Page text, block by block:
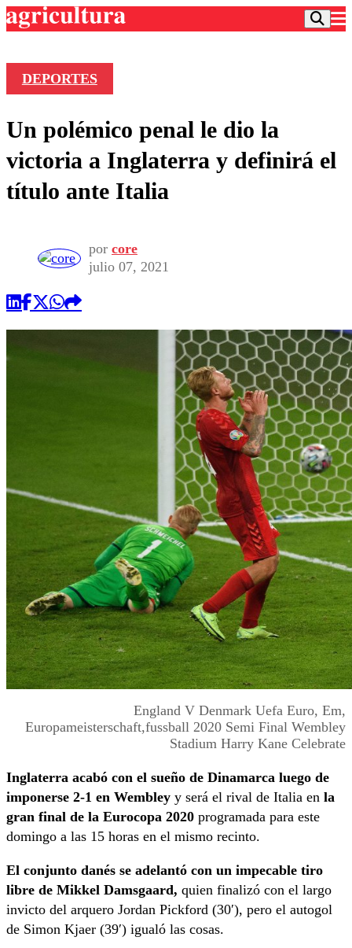
Frecuencias
Agricultura TV
Deportes
Colo Colo
Seleccion Chilena
Torneo Internacional
Universidad de Chile
Entretención
Economía
Internacional
Sustentabilidad
Publicaciones en medios
Opinión
DEPORTES
Un polémico penal le dio la
victoria a Inglaterra y definirá el
título ante Italia
por core
julio 07, 2021
England V Denmark Uefa Euro, Em,
Europameisterschaft,fussball 2020 Semi Final Wembley
Stadium Harry Kane Celebrate
Inglaterra acabó con el sueño de Dinamarca luego de
imponerse 2-1 en Wembley y será el rival de Italia en la
gran final de la Eurocopa 2020 programada para este
domingo a las 15 horas en el mismo recinto.
El conjunto danés se adelantó con un impecable tiro
libre de Mikkel Damsgaard, quien finalizó con el largo
invicto del arquero Jordan Pickford (30′), pero el autogol
de Simon Kjaer (39′) igualó las cosas.